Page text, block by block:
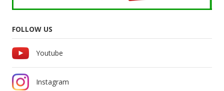
FOLLOW US
Youtube
Instagram